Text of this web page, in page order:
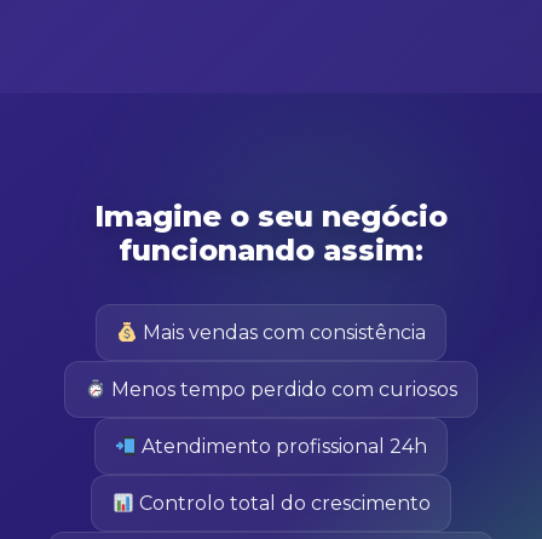
Imagine o seu negócio
funcionando assim:
Mais vendas com consistência
Menos tempo perdido com curiosos
Atendimento profissional 24h
Controlo total do crescimento